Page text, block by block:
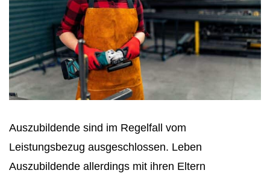
Auszubildende sind im Regelfall vom
Leistungsbezug ausgeschlossen. Leben
Auszubildende allerdings mit ihren Eltern